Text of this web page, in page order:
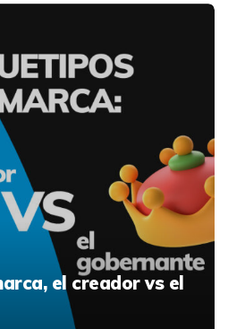
el creador vs el